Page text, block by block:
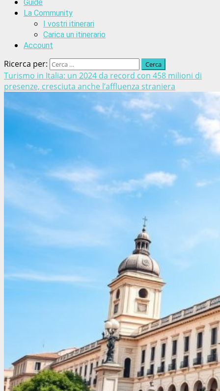
Guide
La Community
I vostri itinerari
Carica un itinerario
Account
Ricerca per:
Turismo in Italia: un 2024 da record con 458 milioni di
presenze, cresciuta anche l’affluenza straniera